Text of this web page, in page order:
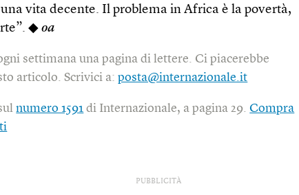
vita decente. Il problema in Africa è la povertà,
◆oa
settimana una pagina di lettere. Ci piacerebbe
articolo. Scrivici a:posta@internazionale.it
numero 1591 di Internazionale, a pagina 29.Compra
PUBBLICITÀ